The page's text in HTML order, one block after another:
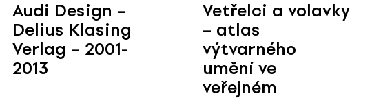
Audi Design –
Delius Klasing
Verlag – 2001-
2013
Vetřelci a volavky
– atlas
výtvarného
umění ve
veřejném